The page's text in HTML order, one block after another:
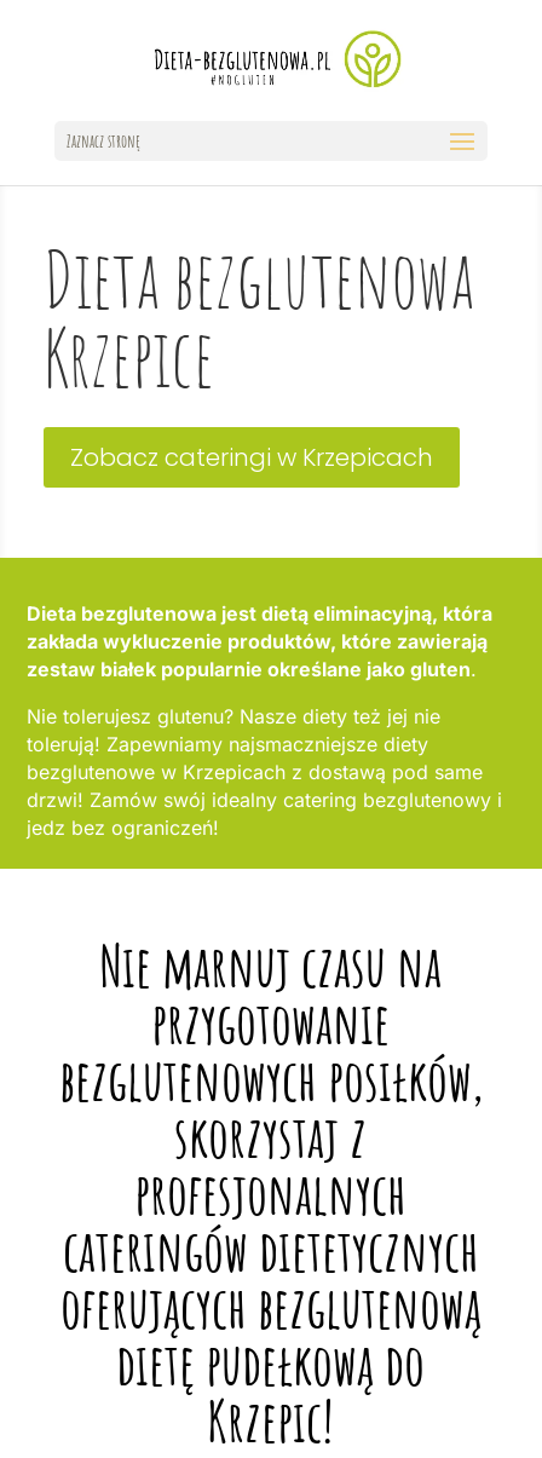
Zaznacz stronę
Dieta bezglutenowa
Krzepice
Zobacz cateringi w Krzepicach
Dieta bezglutenowa jest dietą eliminacyjną, która
zakłada wykluczenie produktów, które zawierają
zestaw białek popularnie określane jako gluten.
Nie tolerujesz glutenu? Nasze diety też jej nie
tolerują! Zapewniamy najsmaczniejsze diety
bezglutenowe w Krzepicach z dostawą pod same
drzwi! Zamów swój idealny catering bezglutenowy i
jedz bez ograniczeń!
Nie marnuj czasu na
przygotowanie
bezglutenowych posiłków,
skorzystaj z
profesjonalnych
cateringów dietetycznych
oferujących bezglutenową
dietę pudełkową do
Krzepic!